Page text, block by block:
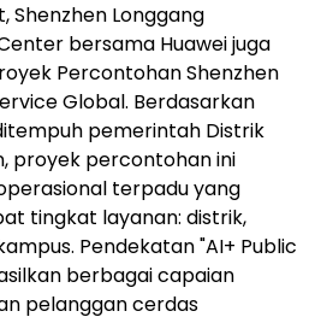
Shenzhen Longgang
bersama Huawei juga
Percontohan Shenzhen
Global. Berdasarkan
pemerintah Distrik
proyek percontohan ini
terpadu yang
tingkat layanan: distrik,
Pendekatan "AI+ Public
berbagai capaian
pelanggan cerdas